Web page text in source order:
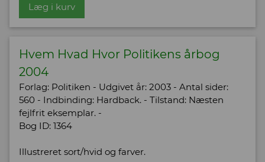
Læg i kurv
Hvem Hvad Hvor Politikens årbog
2004
Forlag: Politiken - Udgivet år: 2003 - Antal sider:
560 - Indbinding: Hardback. - Tilstand: Næsten
fejlfrit eksemplar. -
Bog ID: 1364
Illustreret sort/hvid og farver.